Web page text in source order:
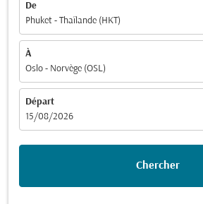
De
Phuket - Thaïlande (HKT)
À
Oslo - Norvège (OSL)
Départ
fc-booking-departure-date-aria-label
15/08/2026
Chercher